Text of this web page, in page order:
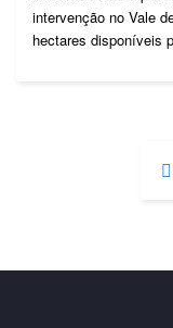
intervenção no Vale
hectares disponíveis